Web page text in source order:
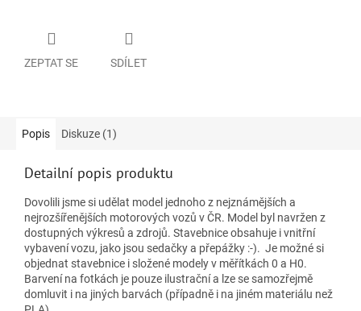
ZEPTAT SE SDÍLET
Popis Diskuze (1)
Detailní popis produktu
Dovolili jsme si udělat model jednoho z nejznámějších a
nejrozšířenějších motorových vozů v ČR. Model byl navržen z
dostupných výkresů a zdrojů. Stavebnice obsahuje i vnitřní
vybavení vozu, jako jsou sedačky a přepážky :-). Je možné si
objednat stavebnice i složené modely v měřítkách 0 a H0.
Barvení na fotkách je pouze ilustrační a lze se samozřejmě
domluvit i na jiných barvách (případně i na jiném materiálu než